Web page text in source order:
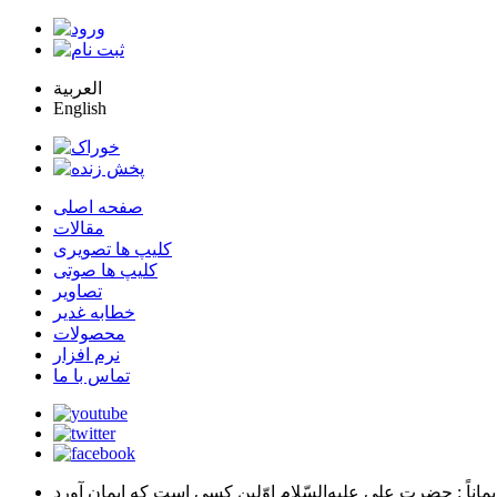
العربية
English
صفحه اصلی
مقالات
کلیپ ها تصویری
کلیپ ها صوتی
تصاویر
خطابه غدیر
محصولات
نرم افزار
تماس با ما